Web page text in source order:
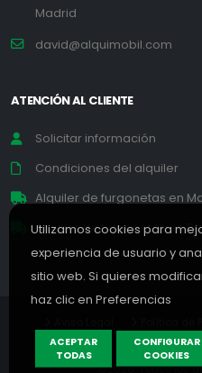
Madrid
david@alquimobil.com
ATENCIÓN AL CLIENTE
Solicitar información
Condiciones del alquiler
Alquiler de furgonetas en
Alquiler de furgonetas en
Preferencias
©2026. Todos los
Utilizamos cookies para
experiencia de usuario y
sitio web. Si quieres
haz clic en Preferencias
ACEPTAR
TODAS
CONFIGURAR
COOKIES